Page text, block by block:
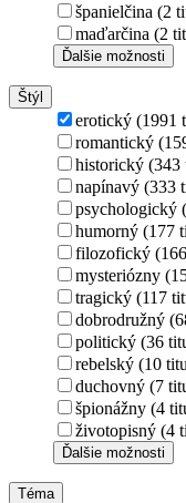
španielčina (2
maďarčina (2
Ďalšie možnosti
Štýl
erotický (1991
romantický
historický (343
napínavý (333
psychologický
humorný (177
filozofický
mysteriózny
tragický (117
dobrodružný
politický (36
rebelský (10
duchovný (7
špionážny (4
životopisný (4
Ďalšie možnosti
Téma